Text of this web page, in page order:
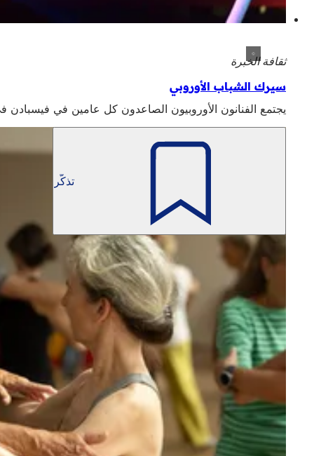
ثقافة الخبرة
سيرك الشباب الأوروبي
يجتمع الفنانون الأوروبيون الصاعدون كل عامين في فيسبادن في مهرجان رائع: سيرك
تذكّر